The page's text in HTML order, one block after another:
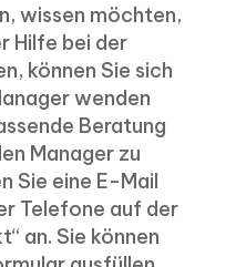
wissen möchten,
Hilfe bei der
können Sie sich
wenden
Beratung
Manager zu
Sie eine E-Mail
Telefone auf der
an. Sie können